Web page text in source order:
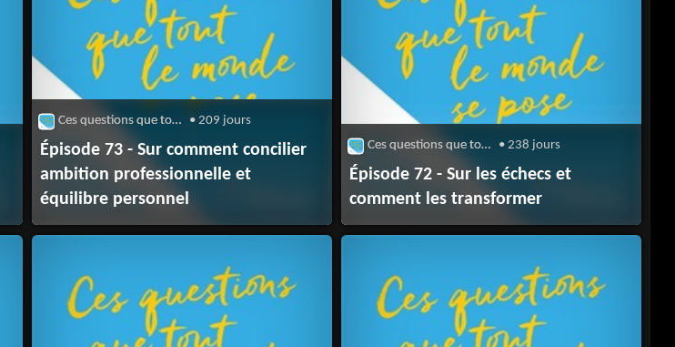
Ces questions que tout le monde se pose • 209 jours
Épisode 73 - Sur comment concilier
ambition professionnelle et
équilibre personnel
Ces questions que tout le monde se pose • 238 jours
Épisode 72 - Sur les échecs et
comment les transformer